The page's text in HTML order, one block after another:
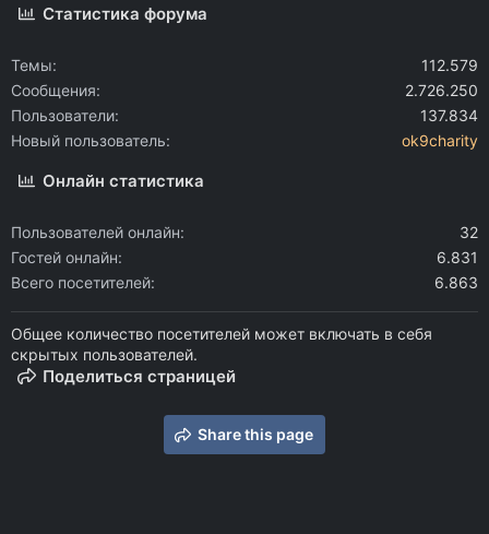
Статистика форума
Темы
112.579
Сообщения
2.726.250
Пользователи
137.834
Новый пользователь
ok9charity
Онлайн статистика
Пользователей онлайн
32
Гостей онлайн
6.831
Всего посетителей
6.863
Общее количество посетителей может включать в себя
скрытых пользователей.
Поделиться страницей
Share this page